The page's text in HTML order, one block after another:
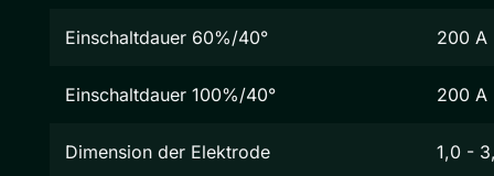
Einschaltdauer 60%/40° 200 A
Einschaltdauer 100%/40° 200 A
Dimension der Elektrode 1,0 -